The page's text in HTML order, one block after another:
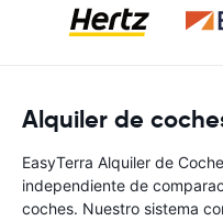
Alquiler de
EasyTerra Alquiler de
independiente de
coches. Nuestro sistema